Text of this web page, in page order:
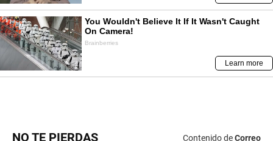
NO TE PIERDAS Contenido deCorreo